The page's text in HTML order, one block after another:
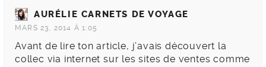
AURÉLIE CARNETS DE VOYAGE
MARS 23, 2014 À 1:05
Avant de lire ton article, j’avais découvert la
collec via internet sur les sites de ventes comme